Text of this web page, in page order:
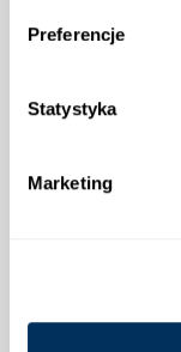
Preferencje
Statystyka
Marketing